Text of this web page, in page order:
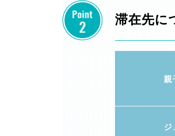
滞在先に
親